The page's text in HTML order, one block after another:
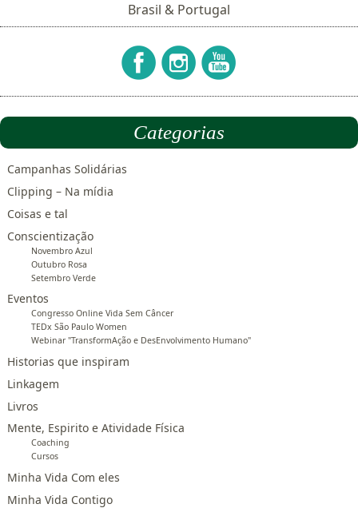
Brasil & Portugal
Categorias
Campanhas Solidárias
Clipping – Na mídia
Coisas e tal
Conscientização
Novembro Azul
Outubro Rosa
Setembro Verde
Eventos
Congresso Online Vida Sem Câncer
TEDx São Paulo Women
Webinar "TransformAção e DesEnvolvimento Humano"
Historias que inspiram
Linkagem
Livros
Mente, Espirito e Atividade Física
Coaching
Cursos
Minha Vida Com eles
Minha Vida Contigo